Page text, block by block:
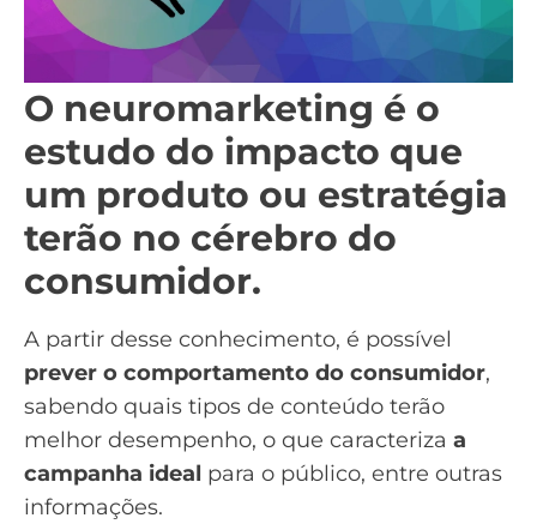
O neuromarketing é o
estudo do impacto que
um produto ou estratégia
terão no cérebro do
consumidor.
A partir desse conhecimento, é possível
prever o comportamento do consumidor,
sabendo quais tipos de conteúdo terão
melhor desempenho, o que caracteriza a
campanha ideal para o público, entre outras
informações.